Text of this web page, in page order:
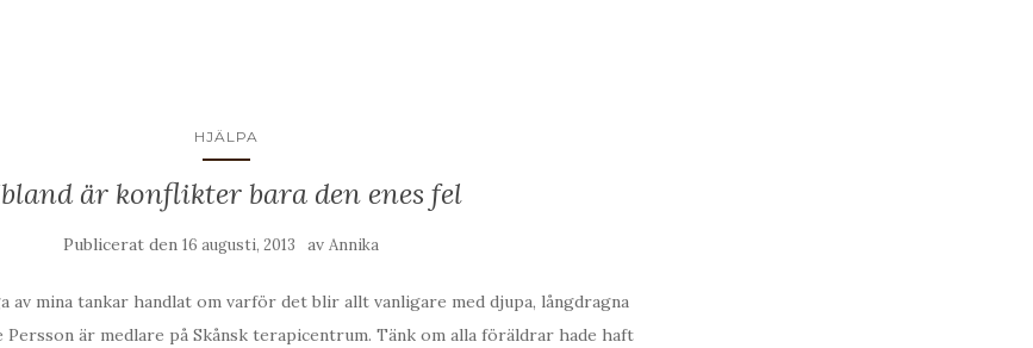
HJÄLPA
är konflikter bara den enes fel
Publicerat den 16 augusti, 2013 av Annika
av mina tankar handlat om varför det blir allt vanligare med djupa, långdragna
Persson är medlare på Skånsk terapicentrum. Tänk om alla föräldrar hade haft